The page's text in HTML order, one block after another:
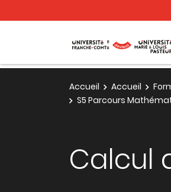
Accueil Accueil
S5 Parcours
Calcul